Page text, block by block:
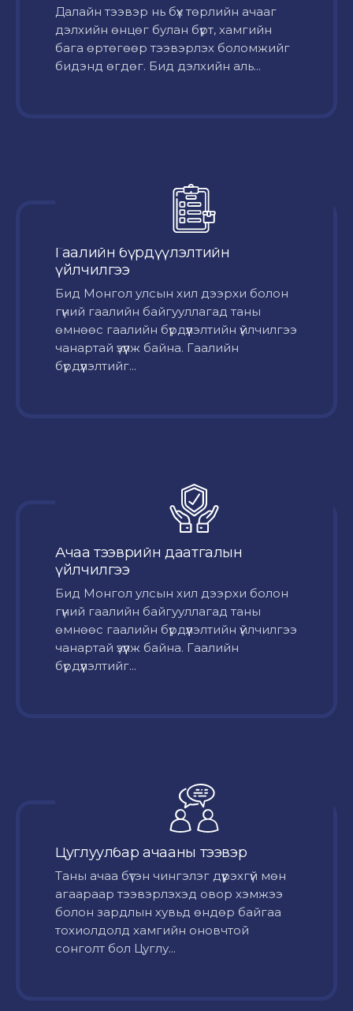
Далайн тээвэр нь бүх төрлийн ачааг
дэлхийн өнцөг булан бүрт, хамгийн
бага өртөгөөр тээвэрлэх боломжийг
бидэнд өгдөг. Бид дэлхийн аль...
Гаалийн бүрдүүлэлтийн
үйлчилгээ
Бид Монгол улсын хил дээрхи болон
гүний гаалийн байгууллагад таны
өмнөөс гаалийн бүрдүүлэлтийн үйлчилгээ
чанартай үзүүлж байна. Гаалийн
бүрдүүлэлтийг...
Ачаа тээврийн даатгалын
үйлчилгээ
Бид Монгол улсын хил дээрхи болон
гүний гаалийн байгууллагад таны
өмнөөс гаалийн бүрдүүлэлтийн үйлчилгээ
чанартай үзүүлж байна. Гаалийн
бүрдүүлэлтийг...
Цуглуулбар ачааны тээвэр
Таны ачаа бүтэн чингэлэг дүүрэхгүй мөн
агаараар тээвэрлэхэд овор хэмжээ
болон зардлын хувьд өндөр байгаа
тохиолдолд хамгийн оновчтой
сонголт бол Цуглу...